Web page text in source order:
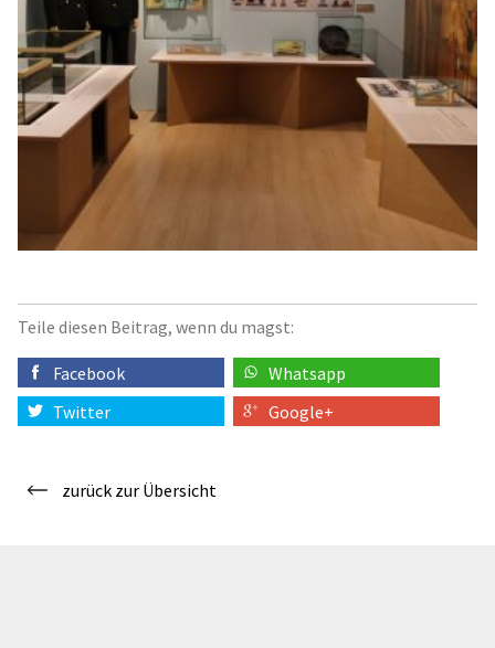
Teile diesen Beitrag, wenn du magst:
Facebook
Whatsapp
Twitter
Google+
zurück zur Übersicht